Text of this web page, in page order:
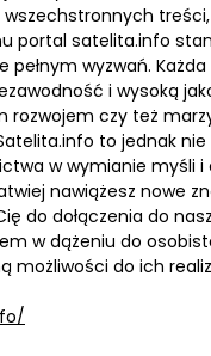
portal satelita.info
pełnym wyzwań.
i wysoką
czy też
to jednak
w wymianie myśli
nawiążesz nowe
do dołączenia do
w dążeniu do
możliwości do ich